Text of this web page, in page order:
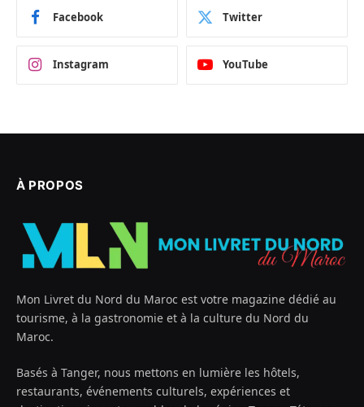
Facebook Twitter
Instagram YouTube
À PROPOS
Mon Livret du Nord du Maroc est votre magazine dédié au
tourisme, à la gastronomie et à la culture du Nord du
Maroc.
Basés à Tanger, nous mettons en lumière les hôtels,
restaurants, événements culturels, expériences et